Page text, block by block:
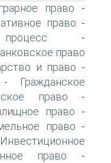
право -
право -
-
право
и право -
Гражданское
право -
право -
право -
Инвестиционное
право -